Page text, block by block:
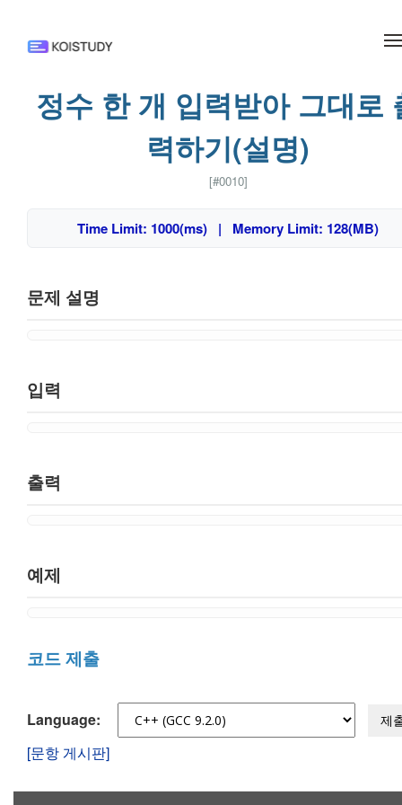
정수 한 개 입력받아 그대로
력하기(설명)
[#0010]
Time Limit: 1000(ms) | Memory Limit: 128(MB)
문제 설명
입력
출력
예제
코드 제출
Language: 제
[문항 게시판]